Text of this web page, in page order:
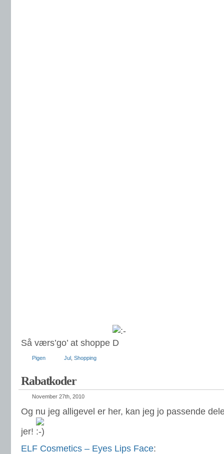
Så værs’go’ at shoppe
Pigen Jul Shopping
Rabatkoder
November 27th, 2010
Og nu jeg alligevel er her, kan jeg jo passende
jer!
ELF Cosmetics – Eyes Lips Face: